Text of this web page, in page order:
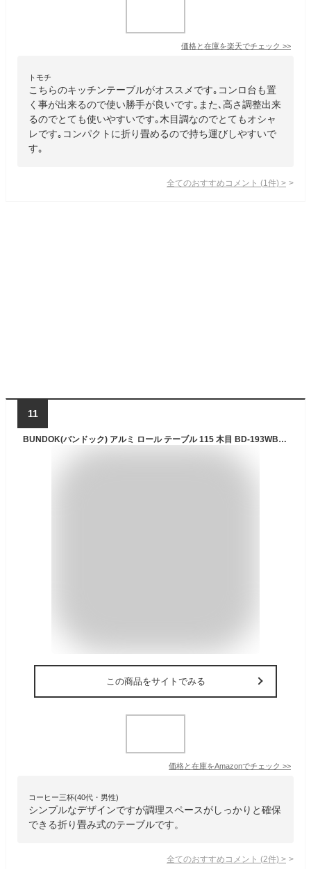
価格と在庫を楽天でチェック >>
トモチ
こちらのキッチンテーブルがオススメです｡コンロ台も置
く事が出来るので使い勝手が良いです｡また､高さ調整出来
るのでとても使いやすいです｡木目調なのでとてもオシャ
レです｡コンパクトに折り畳めるので持ち運びしやすいで
す｡
全てのおすすめコメント (1 件) >
11
BUNDOK(バンドック) アルミ ロール テーブル 115 木目 BD-193WB キャンプ ローテーブル ハイテーブル 収納ケース付
この商品をサイトでみる
価格と在庫をAmazonでチェック >>
コーヒー三杯(40代・男性)
シンプルなデザインですが調理スペースがしっかりと確保
できる折り畳み式のテーブルです。
全てのおすすめコメント (2件) >